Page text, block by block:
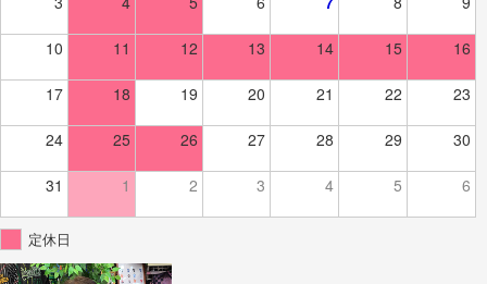
10 11 12 13 14 15 16
17 18 19 20 21 22 23
24 25 26 27 28 29 30
31 1 2 3 4 5 6
定休日